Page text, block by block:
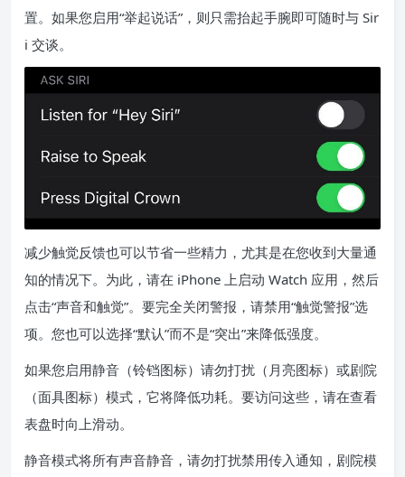
置。如果您启用“举起说话”，则只需抬起手腕即可随时与 Sir
i 交谈。
减少触觉反馈也可以节省一些精力，尤其是在您收到大量通
知的情况下。为此，请在 iPhone 上启动 Watch 应用，然后
点击“声音和触觉”。要完全关闭警报，请禁用“触觉警报”选
项。您也可以选择“默认”而不是“突出”来降低强度。
如果您启用静音（铃铛图标）请勿打扰（月亮图标）或剧院
（面具图标）模式，它将降低功耗。要访问这些，请在查看
表盘时向上滑动。
静音模式将所有声音静音，请勿打扰禁用传入通知，剧院模